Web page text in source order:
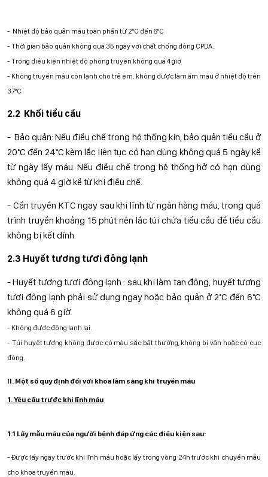
- Nhiệt độ bảo quản máu toàn phần từ 2ºC đến 6ºC
- Thời gian bảo quản không quá 35 ngày với chất chống đông CPDA.
- Trong điều kiện nhiệt độ phòng truyền không quá 4 giờ
- Không truyền máu còn lạnh cho trẻ em, không được làm ấm máu ở nhiệt độ trên
37ºC
2.2 Khối tiểu cầu
- Bảo quản: Nếu điều chế trong hệ thống kín, bảo quản tiểu cầu ở
20°C đến 24°C kèm lắc liên tục có hạn dùng không quá 5 ngày kể
từ ngày lấy máu. Nếu điều chế trong hệ thống hở có hạn dùng
không quá 4 giờ kể từ khi điều chế.
- Cần truyền KTC ngay sau khi lĩnh từ ngân hàng máu, trong quá
trình truyền khoảng 15 phút nên lắc túi chứa tiểu cầu để tiểu cầu
không bị kết dính.
2.3 Huyết tương tươi đông lạnh
- Huyết tương tươi đông lạnh : sau khi làm tan đông, huyết tương
tươi đông lạnh phải sử dụng ngay hoặc bảo quản ở 2°C đến 6°C
không quá 6 giờ.
- Không được đông lạnh lại.
- Túi huyết tương không được có màu sắc bất thường, không bị vẩn hoặc có cục
đông.
II. Một số quy định đối với khoa lâm sàng khi truyền máu
1. Yêu cầu trước khi lĩnh máu
1.1 Lấy mẫu máu của người bệnh đáp ứng các điều kiện sau:
-Được lấy ngay trước khi lĩnh máu hoặc lấy trong vòng 24h trước khi chuyển mẫu
cho khoa truyền máu.